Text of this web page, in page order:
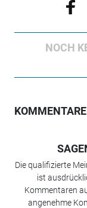
NOCH
KOMMENTARE
Die qualifizierte
ist
Kommentaren
angenehme